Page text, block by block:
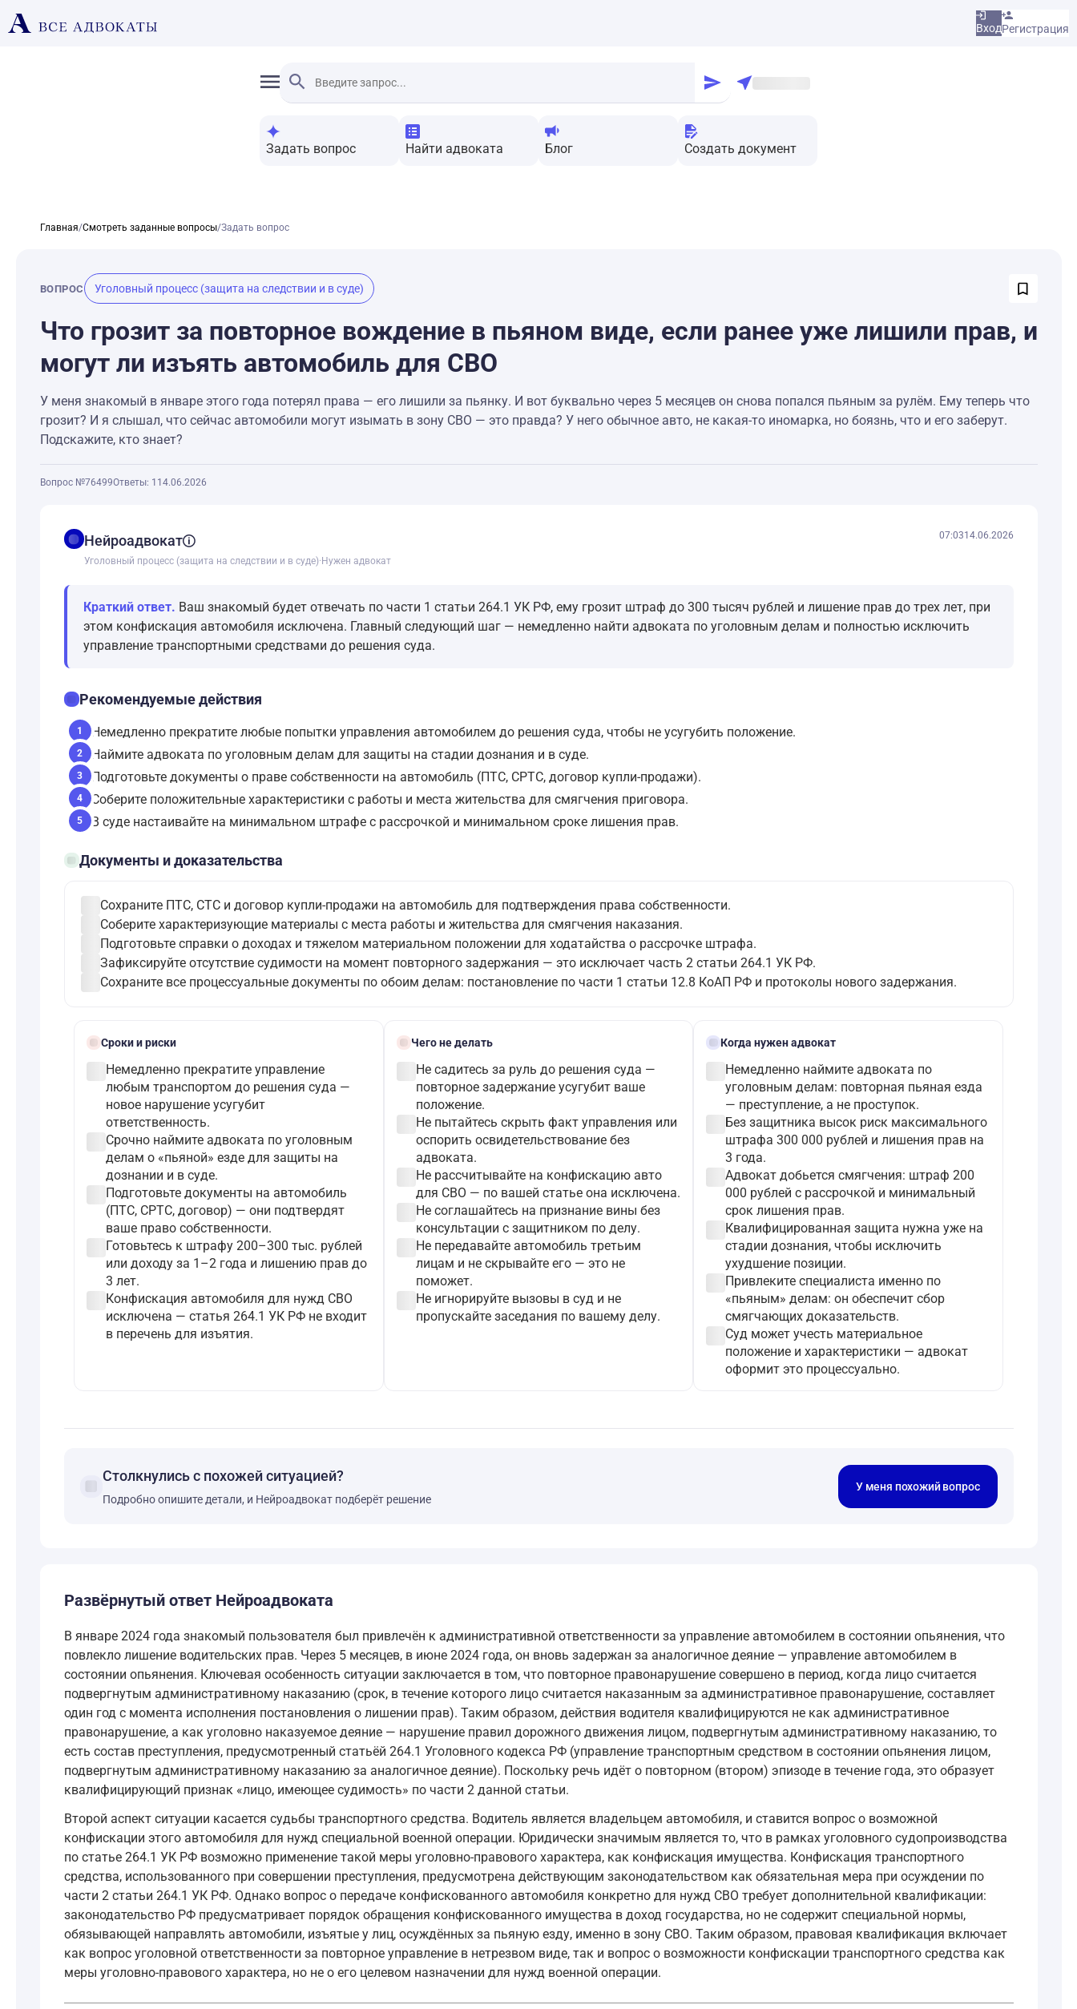
ВходРегистрация
Задать вопрос Найти адвоката Блог Создать документ
Главная/Смотреть заданные вопросы/Задать вопрос
ВОПРОС Уголовный процесс (защита на следствии и в суде)
Что грозит за повторное вождение в пьяном виде, если ранее уже лишили прав, и
могут ли изъять автомобиль для СВО
У меня знакомый в январе этого года потерял права — его лишили за пьянку. И вот буквально через 5 месяцев он снова попался пьяным за рулём. Ему теперь что
грозит? И я слышал, что сейчас автомобили могут изымать в зону СВО — это правда? У него обычное авто, не какая-то иномарка, но боязнь, что и его заберут.
Подскажите, кто знает?
Вопрос №76499Ответы: 1 14.06.2026
balanceНейроадвокат
Уголовный процесс (защита на следствии и в суде)· Нужен адвокат
07:0314.06.2026
Краткий ответ. Ваш знакомый будет отвечать по части 1 статьи 264.1 УК РФ, ему грозит штраф до 300 тысяч рублей и лишение прав до трех лет, при
этом конфискация автомобиля исключена. Главный следующий шаг — немедленно найти адвоката по уголовным делам и полностью исключить
управление транспортными средствами до решения суда.
checklistРекомендуемые действия
1 Немедленно прекратите любые попытки управления автомобилем до решения суда, чтобы не усугубить положение.
2 Наймите адвоката по уголовным делам для защиты на стадии дознания и в суде.
3 Подготовьте документы о праве собственности на автомобиль (ПТС, СРТС, договор купли-продажи).
4 Соберите положительные характеристики с работы и места жительства для смягчения приговора.
5 В суде настаивайте на минимальном штрафе с рассрочкой и минимальном сроке лишения прав.
folder_openДокументы и доказательства
Сохраните ПТС, СТС и договор купли-продажи на автомобиль для подтверждения права собственности.
Соберите характеризующие материалы с места работы и жительства для смягчения наказания.
Подготовьте справки о доходах и тяжелом материальном положении для ходатайства о рассрочке штрафа.
Зафиксируйте отсутствие судимости на момент повторного задержания — это исключает часть 2 статьи 264.1 УК РФ.
Сохраните все процессуальные документы по обоим делам: постановление по части 1 статьи 12.8 КоАП РФ и протоколы нового задержания.
schedule Сроки и риски
Немедленно прекратите управление
любым транспортом до решения суда —
новое нарушение усугубит
ответственность.
Срочно наймите адвоката по уголовным
делам о «пьяной» езде для защиты на
дознании и в суде.
Подготовьте документы на автомобиль
(ПТС, СРТС, договор) — они подтвердят
ваше право собственности.
Готовьтесь к штрафу 200–300 тыс. рублей
или доходу за 1–2 года и лишению прав до
3 лет.
Конфискация автомобиля для нужд СВО
исключена — статья 264.1 УК РФ не входит
в перечень для изъятия.
block Чего не делать
Не садитесь за руль до решения суда —
повторное задержание усугубит ваше
положение.
Не пытайтесь скрыть факт управления или
оспорить освидетельствование без
адвоката.
Не рассчитывайте на конфискацию авто
для СВО — по вашей статье она исключена.
Не соглашайтесь на признание вины без
консультации с защитником по делу.
Не передавайте автомобиль третьим
лицам и не скрывайте его — это не
поможет.
Не игнорируйте вызовы в суд и не
пропускайте заседания по вашему делу.
gavelКогда нужен адвокат
Немедленно наймите адвоката по
уголовным делам: повторная пьяная езда
— преступление, а не проступок.
Без защитника высок риск максимального
штрафа 300 000 рублей и лишения прав на
3 года.
check_circleАдвокат добьется смягчения: штраф 200
000 рублей с рассрочкой и минимальный
срок лишения прав.
Квалифицированная защита нужна уже на
стадии дознания, чтобы исключить
ухудшение позиции.
Привлеките специалиста именно по
«пьяным» делам: он обеспечит сбор
смягчающих доказательств.
Суд может учесть материальное
положение и характеристики — адвокат
оформит это процессуально.
forum Столкнулись с похожей ситуацией?
Подробно опишите детали, и Нейроадвокат подберёт решение
У меня похожий вопрос
Развёрнутый ответ Нейроадвоката
В январе 2024 года знакомый пользователя был привлечён к административной ответственности за управление автомобилем в состоянии опьянения, что
повлекло лишение водительских прав. Через 5 месяцев, в июне 2024 года, он вновь задержан за аналогичное деяние — управление автомобилем в
состоянии опьянения. Ключевая особенность ситуации заключается в том, что повторное правонарушение совершено в период, когда лицо считается
подвергнутым административному наказанию (срок, в течение которого лицо считается наказанным за административное правонарушение, составляет
один год с момента исполнения постановления о лишении прав). Таким образом, действия водителя квалифицируются не как административное
правонарушение, а как уголовно наказуемое деяние — нарушение правил дорожного движения лицом, подвергнутым административному наказанию, то
есть состав преступления, предусмотренный статьёй 264.1 Уголовного кодекса РФ (управление транспортным средством в состоянии опьянения лицом,
подвергнутым административному наказанию за аналогичное деяние). Поскольку речь идёт о повторном (втором) эпизоде в течение года, это образует
квалифицирующий признак «лицо, имеющее судимость» по части 2 данной статьи.
Второй аспект ситуации касается судьбы транспортного средства. Водитель является владельцем автомобиля, и ставится вопрос о возможной
конфискации этого автомобиля для нужд специальной военной операции. Юридически значимым является то, что в рамках уголовного судопроизводства
по статье 264.1 УК РФ возможно применение такой меры уголовно-правового характера, как конфискация имущества. Конфискация транспортного
средства, использованного при совершении преступления, предусмотрена действующим законодательством как обязательная мера при осуждении по
части 2 статьи 264.1 УК РФ. Однако вопрос о передаче конфискованного автомобиля конкретно для нужд СВО требует дополнительной квалификации:
законодательство РФ предусматривает порядок обращения конфискованного имущества в доход государства, но не содержит специальной нормы,
обязывающей направлять автомобили, изъятые у лиц, осуждённых за пьяную езду, именно в зону СВО. Таким образом, правовая квалификация включает
как вопрос уголовной ответственности за повторное управление в нетрезвом виде, так и вопрос о возможности конфискации транспортного средства как
меры уголовно-правового характера, но не о его целевом назначении для нужд военной операции.